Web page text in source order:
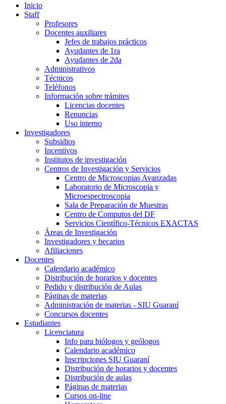
Inicio
Staff
Profesores
Docentes auxiliares
Jefes de trabajos prácticos
Ayudantes de 1ra
Ayudantes de 2da
Administrativos
Técnicos
Teléfonos
Información sobre trámites
Licencias docentes
Renuncias
Uso interno
Investigadores
Subsidios
Incentivos
Institutos de investigación
Centros de Investigación y Servicios
Centro de Microscopias Avanzadas
Laboratorio de Microscopia y
Microespectroscopia
Sala de Preparación de Muestras
Centro de Computos del DF
Servicios Científico-Técnicos EXACTAS
Áreas de Investigación
Investigadores y becarios
Afiliaciones
Docentes
Calendario académico
Distribución de horarios y docentes
Pedido y distribución de Aulas
Páginas de materias
Administración de materias - SIU Guaraní
Concursos docentes
Estudiantes
Licenciatura
Info para biólogos y geólogos
Calendario académico
Inscripciones SIU Guaraní
Distribución de horarios y docentes
Distribución de aulas
Páginas de materias
Cursos on-line